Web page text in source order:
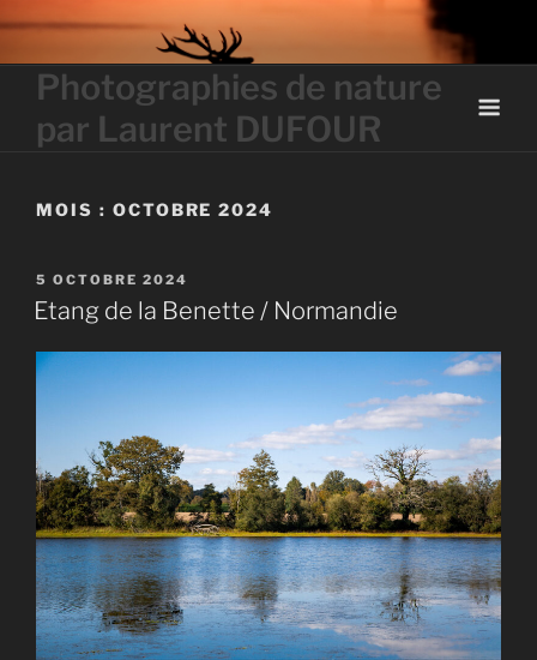
contentPhotographies de nature
par Laurent DUFOUR
MOIS : OCTOBRE 2024
PUBLIÉ
LE
5 OCTOBRE 2024
Etang de la Benette / Normandie